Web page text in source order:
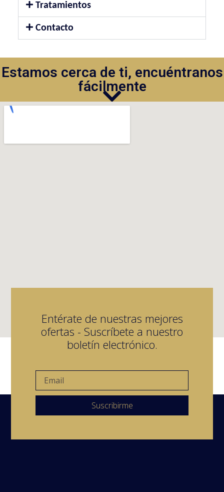
Tratamientos
Contacto
Estamos cerca de ti, encuéntranos
fácilmente
Entérate de nuestras mejores
ofertas - Suscríbete a nuestro
boletín electrónico.
Suscribirme